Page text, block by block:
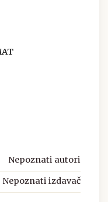
Nepoznati autori
Nepoznati izdavač